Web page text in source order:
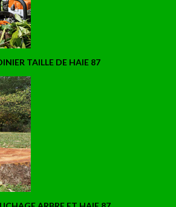
TAILLE DE HAIE 87